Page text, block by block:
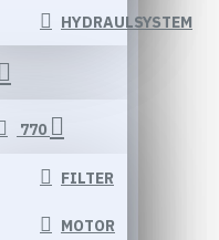
HYDRAULSYSTEM
770
FILTER
MOTOR